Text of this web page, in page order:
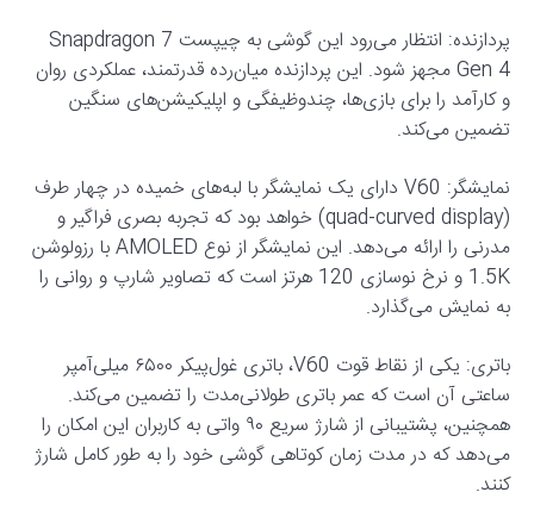
پردازنده: انتظار می‌رود این گوشی به چیپست Snapdragon 7
Gen 4 مجهز شود. این پردازنده میان‌رده قدرتمند، عملکردی روان
و کارآمد را برای بازی‌ها، چندوظیفگی و اپلیکیشن‌های سنگین
تضمین می‌کند.
نمایشگر: V60 دارای یک نمایشگر با لبه‌های خمیده در چهار طرف
(quad-curved display) خواهد بود که تجربه بصری فراگیر و
مدرنی را ارائه می‌دهد. این نمایشگر از نوع AMOLED با رزولوشن
1.5K و نرخ نوسازی 120 هرتز است که تصاویر شارپ و روانی را
به نمایش می‌گذارد.
باتری: یکی از نقاط قوت V60، باتری غول‌پیکر ۶۵۰۰ میلی‌آمپر
ساعتی آن است که عمر باتری طولانی‌مدت را تضمین می‌کند.
همچنین، پشتیبانی از شارژ سریع ۹۰ واتی به کاربران این امکان را
می‌دهد که در مدت زمان کوتاهی گوشی خود را به طور کامل شارژ
کنند.